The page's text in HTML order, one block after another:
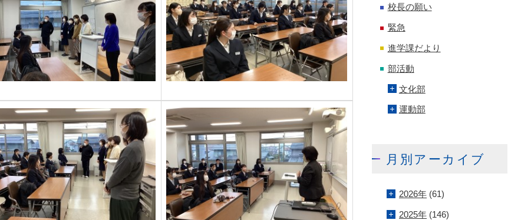
校長の願い
緊急
進学課だより
部活動
文化部
運動部
月別アーカイブ
2026年 (61)
2025年 (146)